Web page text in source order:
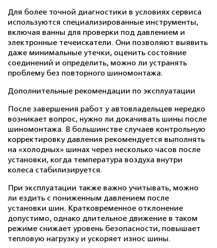
Для более точной диагностики в условиях сервиса
используются специализированные инструменты,
включая ванны для проверки под давлением и
электронные течеискатели. Они позволяют выявить
даже минимальные утечки, оценить состояние
соединений и определить, можно ли устранять
проблему без повторного шиномонтажа.
Дополнительные рекомендации по эксплуатации
После завершения работ у автовладельцев нередко
возникает вопрос, нужно ли докачивать шины после
шиномонтажа. В большинстве случаев контрольную
корректировку давления рекомендуется выполнять
на «холодных» шинах через несколько часов после
установки, когда температура воздуха внутри
колеса стабилизируется.
При эксплуатации также важно учитывать, можно
ли ездить с пониженным давлением после
установки шин. Кратковременное отклонение
допустимо, однако длительное движение в таком
режиме снижает уровень безопасности, повышает
тепловую нагрузку и ускоряет износ шины.